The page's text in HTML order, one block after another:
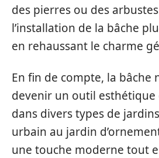
des pierres ou des
l’installation de la bâche
en rehaussant le charme
En fin de compte, la bâche
devenir un outil
dans divers types de
urbain au jardin
une touche moderne tout